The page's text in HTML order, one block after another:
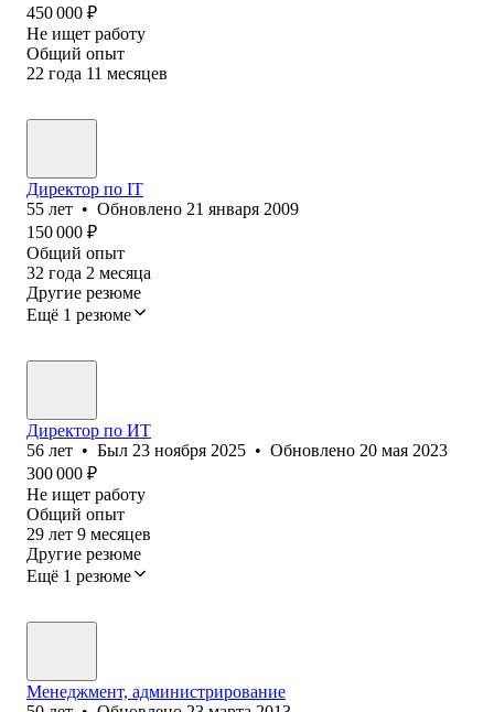
450 000 ₽
Не ищет работу
Общий опыт
22 года 11 месяцев
Директор по IT
55 лет • Обновлено 21 января 2009
150 000 ₽
Общий опыт
32 года 2 месяца
Другие резюме
Ещё 1 резюме
Директор по ИТ
56 лет • Был 23 ноября 2025 • Обновлено 20 мая 2023
300 000 ₽
Не ищет работу
Общий опыт
29 лет 9 месяцев
Другие резюме
Ещё 1 резюме
Менеджмент, администрирование